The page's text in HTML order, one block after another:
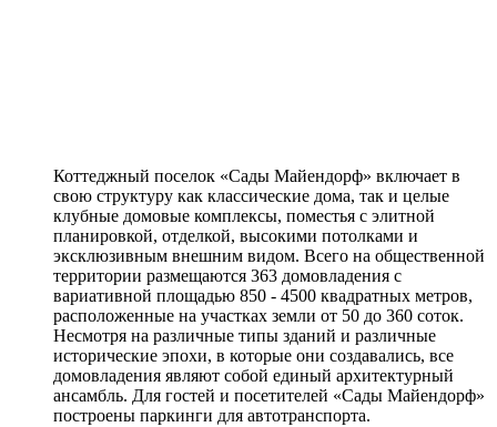
Коттеджный поселок «Сады Майендорф» включает в
свою структуру как классические дома, так и целые
клубные домовые комплексы, поместья с элитной
планировкой, отделкой, высокими потолками и
эксклюзивным внешним видом. Всего на общественной
территории размещаются 363 домовладения с
вариативной площадью 850 - 4500 квадратных метров,
расположенные на участках земли от 50 до 360 соток.
Несмотря на различные типы зданий и различные
исторические эпохи, в которые они создавались, все
домовладения являют собой единый архитектурный
ансамбль. Для гостей и посетителей «Сады Майендорф»
построены паркинги для автотранспорта.